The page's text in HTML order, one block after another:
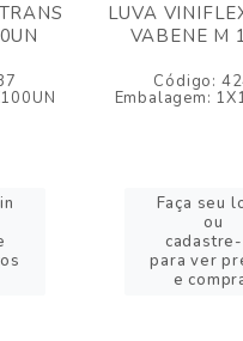
LUVA
VABENE M
Código:
Embalagem:
Faça seu
ou
para ver
e